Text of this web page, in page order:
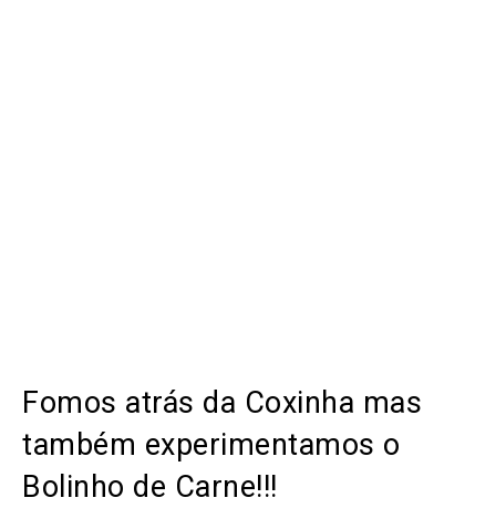
Fomos atrás da Coxinha mas
também experimentamos o
Bolinho de Carne!!!